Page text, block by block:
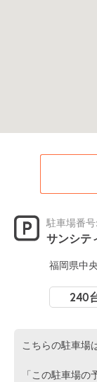
駐車場番
サンシテ
福岡県中
240
こちらの駐車場
「この駐車場